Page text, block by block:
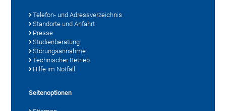
Telefon- und Adressverzeichnis
Standorte und Anfahrt
Presse
Studienberatung
Störungsannahme
Technischer Betrieb
Hilfe im Notfall
Seitenoptionen